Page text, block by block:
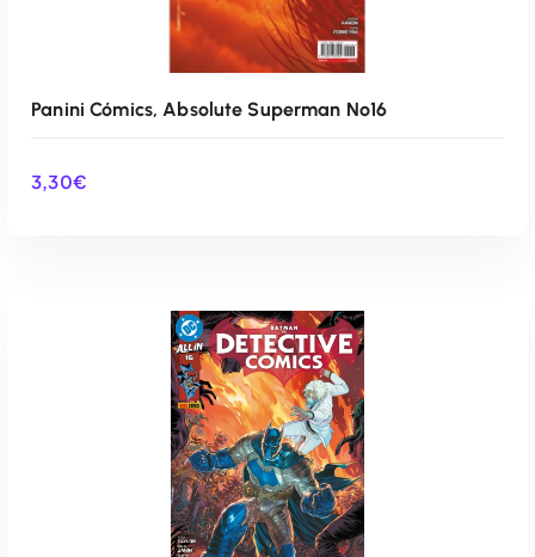
AÑADIR AL CARRITO
Panini Cómics, Absolute Superman Nº16
3,30€